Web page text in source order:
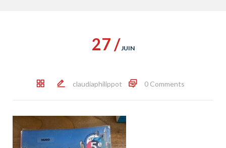
27 /JUIN
claudiaphilippot 0 Comments